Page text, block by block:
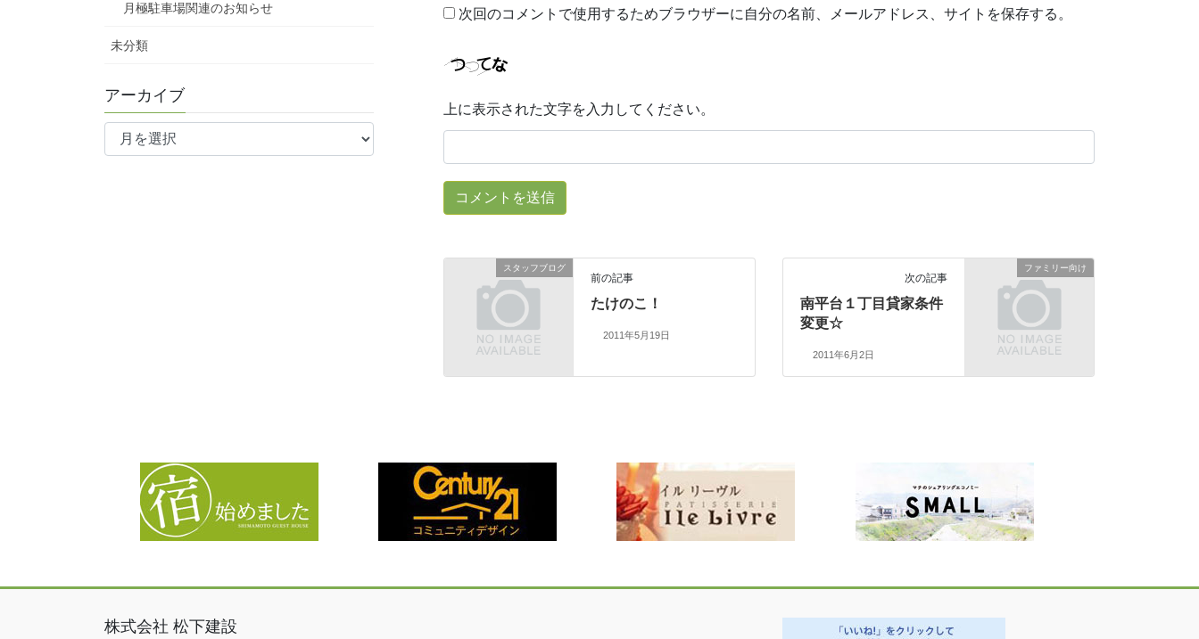
次回のコメントで使用するためブラウザーに自分の名前、メールアドレス、サイトを保存する。
上に表示された文字を入力してください。
スタッフブログ
前の記事
たけのこ！
2011年5月19日
ファミリー向け
次の記事
南平台１丁目貸家条件
変更☆
2011年6月2日
月極駐車場関連のお知らせ
未分類
アーカイブ
ア
株式会社 松下建設